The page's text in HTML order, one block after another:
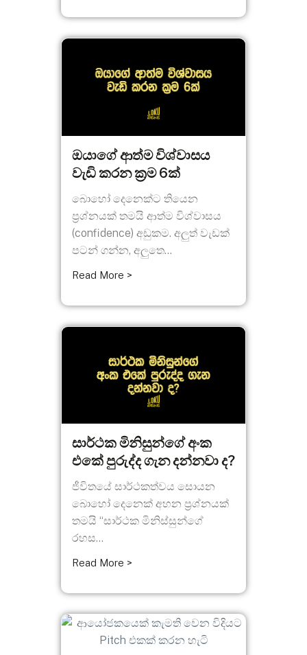
ඔයාගේ ආත්ම විශ්වාසය
වැඩි කරන ක්‍රම 6ක්
බොහෝ දෙනෙක්ට තියෙන
ප්‍රශ්නයක් තමයි ආත්ම විශ්වාසය
(confidence) අඩුකම. අලුත් වැඩක්
පටන් ගන්න, අලුතෙ...
Read More >
සාර්ථක මිනිසුන්ගේ අංක
එකේ පුරුද්ද ගැන දන්නවා ද?
ජීවිතයේ සාර්ථකත්වය සොයන
බොහෝ දෙනෙක් අහන ප්‍රශ්නයක්
තමයි “සාර්ථක මිනිස්සුන්ගේ
රහස...
Read More >